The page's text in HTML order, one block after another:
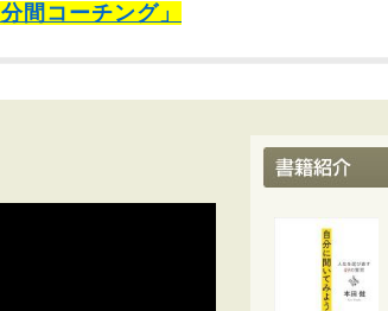
間コーチング」